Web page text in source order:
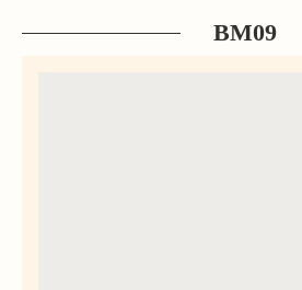
BM09